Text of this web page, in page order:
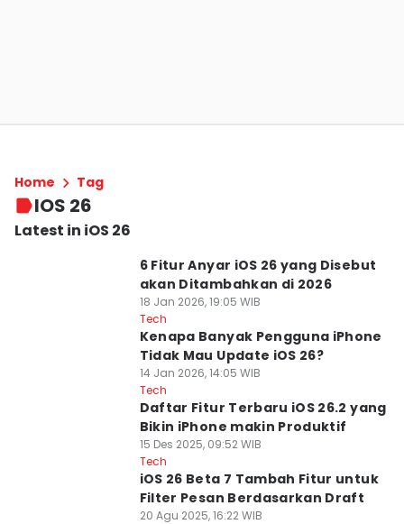
Home Tag
IOS 26
Latest in iOS 26
6 Fitur Anyar iOS 26 yang Disebut
akan Ditambahkan di 2026
18 Jan 2026, 19:05 WIB
Tech
Kenapa Banyak Pengguna iPhone
Tidak Mau Update iOS 26?
14 Jan 2026, 14:05 WIB
Tech
Daftar Fitur Terbaru iOS 26.2 yang
Bikin iPhone makin Produktif
15 Des 2025, 09:52 WIB
Tech
iOS 26 Beta 7 Tambah Fitur untuk
Filter Pesan Berdasarkan Draft
20 Agu 2025, 16:22 WIB